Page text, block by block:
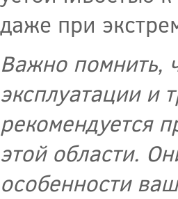
даже при
Важно помнить,
эксплуатации и
рекомендуется
этой области.
особенности